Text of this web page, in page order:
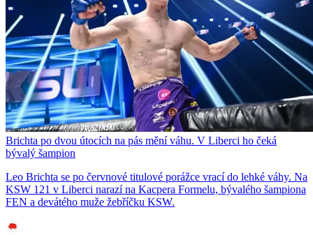
Brichta po dvou útocích na pás mění váhu. V Liberci ho čeká
bývalý šampion
Leo Brichta se po červnové titulové porážce vrací do lehké váhy. Na
KSW 121 v Liberci narazí na Kacpera Formelu, bývalého šampiona
FEN a devátého muže žebříčku KSW.